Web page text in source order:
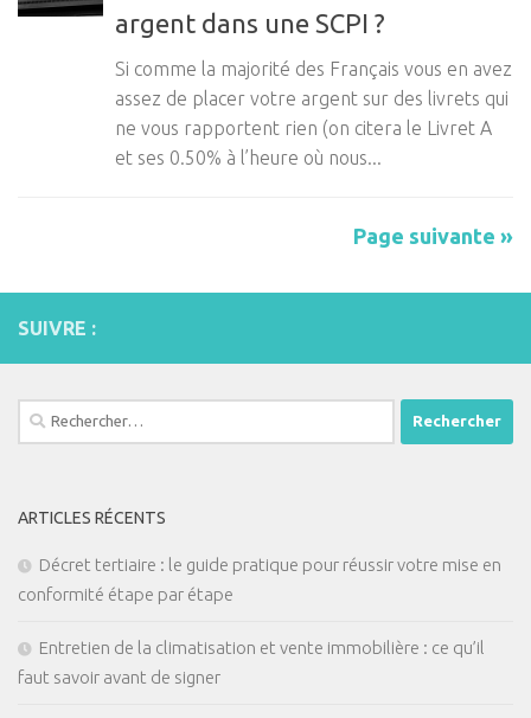
argent dans une SCPI ?
Si comme la majorité des Français vous en avez
assez de placer votre argent sur des livrets qui
ne vous rapportent rien (on citera le Livret A
et ses 0.50% à l’heure où nous...
Page suivante »
SUIVRE :
Rechercher :
ARTICLES RÉCENTS
Décret tertiaire : le guide pratique pour réussir votre mise en
conformité étape par étape
Entretien de la climatisation et vente immobilière : ce qu’il
faut savoir avant de signer